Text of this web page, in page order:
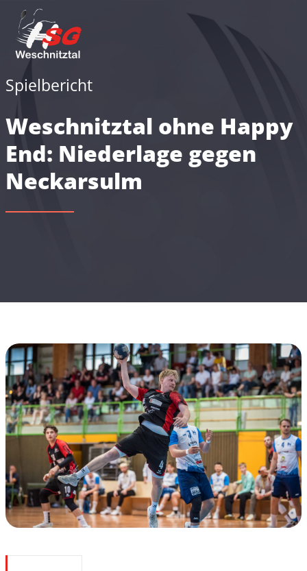
Spielbericht
Weschnitztal ohne Happy
End: Niederlage gegen
Neckarsulm